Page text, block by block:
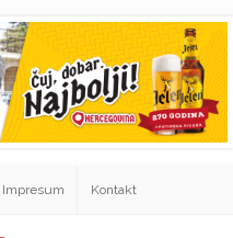
Impresum Kontakt